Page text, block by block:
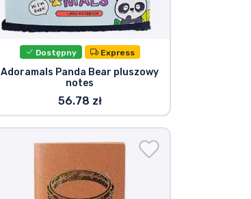
Dostępny Express
Adoramals Panda Bear pluszowy
notes
56.78 zł